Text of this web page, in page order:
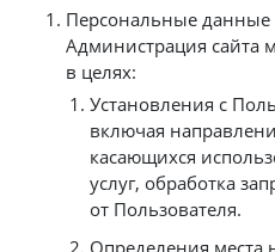
Персональные данные
Администрация сайта
в целях:
Установления с
включая
касающихся
услуг, обработка
от Пользователя.
Определения места